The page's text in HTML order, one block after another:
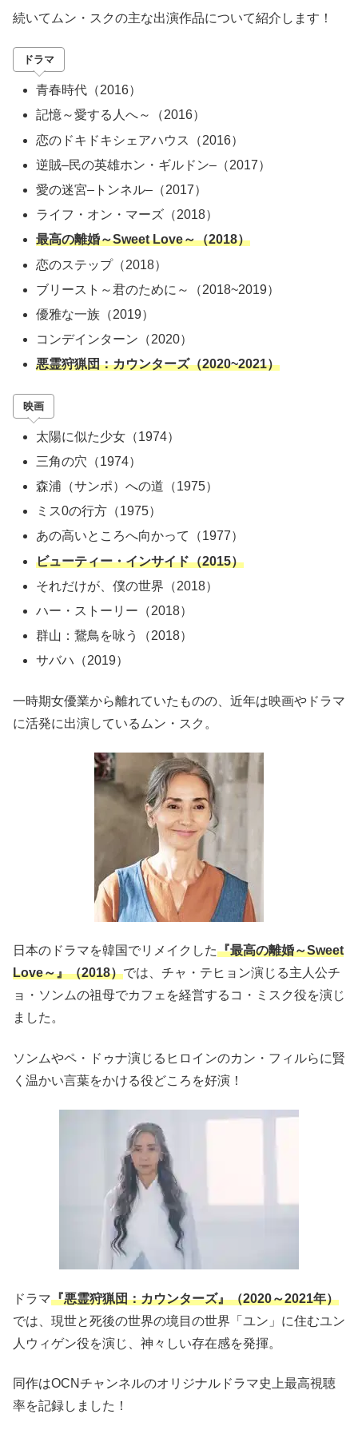
続いてムン・スクの主な出演作品について紹介します！
ドラマ
青春時代（2016）
記憶～愛する人へ～（2016）
恋のドキドキシェアハウス（2016）
逆賊–民の英雄ホン・ギルドン– （2017）
愛の迷宮– トンネル– （2017）
ライフ・オン・マーズ（2018）
最高の離婚～Sweet Love～（2018）
恋のステップ（2018）
ブリースト～君のために～（2018~2019）
優雅な一族（2019）
コンデインターン（2020）
悪霊狩猟団：カウンターズ（2020~2021）
映画
太陽に似た少女（1974）
三角の穴（1974）
森浦（サンポ）への道（1975）
ミス0の行方（1975）
あの高いところへ向かって（1977）
ビューティー・インサイド（2015）
それだけが、僕の世界（2018）
ハー・ストーリー（2018）
群山：鵞鳥を咏う（2018）
サバハ（2019）
一時期女優業から離れていたものの、近年は映画やドラマ
に活発に出演しているムン・スク。
日本のドラマを韓国でリメイクした『最高の離婚～Sweet
Love～』（2018）では、チャ・テヒョン演じる主人公チ
ョ・ソンムの祖母でカフェを経営するコ・ミスク役を演じ
ました。
ソンムやペ・ドゥナ演じるヒロインのカン・フィルらに賢
く温かい言葉をかける役どころを好演！
ドラマ『悪霊狩猟団：カウンターズ』（2020～2021年）
では、現世と死後の世界の境目の世界「ユン」に住むユン
人ウィゲン役を演じ、神々しい存在感を発揮。
同作はOCNチャンネルのオリジナルドラマ史上最高視聴
率を記録しました！